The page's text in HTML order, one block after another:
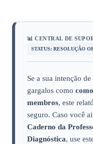
📊 CENTRAL DE
STATUS: RESOLUÇÃO
Se a sua intenção
gargalos como
membros, este
seguro. Caso você
Caderno da
Diagnóstica, use